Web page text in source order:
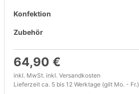
Konfektion
Zubehör
64,90 €
inkl. MwSt. inkl. Versandkosten
Lieferzeit ca. 5 bis 12 Werktage (gilt Mo. - Fr.)